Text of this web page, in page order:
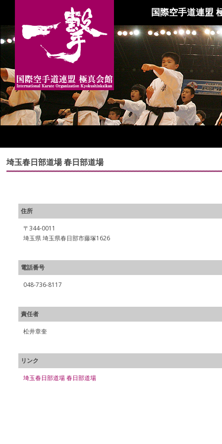
国際空手道連盟
埼玉春日部道場 春日部道場
住所
〒344-0011
埼玉県 埼玉県春日部市藤塚1626
電話番号
048-736-8117
責任者
松井章奎
リンク
埼玉春日部道場 春日部道場